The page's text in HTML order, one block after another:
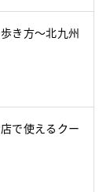
き方～北九州
で使えるクー